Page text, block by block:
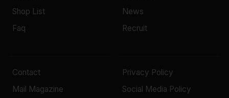
Shop List
Faq
News
Recruit
Contact
Mail Magazine
Privacy Policy
Social Media Policy